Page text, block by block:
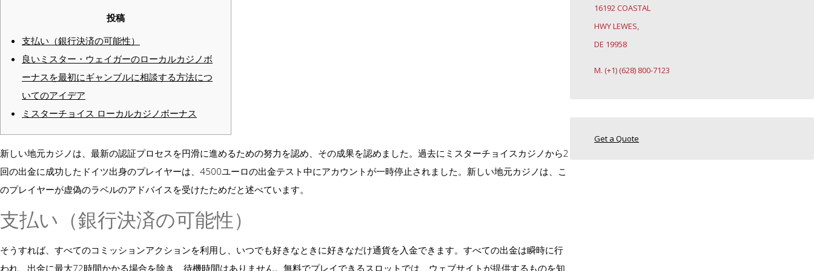
投稿
支払い（銀行決済の可能性）
良いミスター・ウェイガーのローカルカジノボ
ーナスを最初にギャンブルに相談する方法につ
いてのアイデア
ミスターチョイス ローカルカジノボーナス
新しい地元カジノは、最新の認証プロセスを円滑に進めるための努力を認め、その成果を認めました。過去にミスターチョイスカジノから2
回の出金に成功したドイツ出身のプレイヤーは、4500ユーロの出金テスト中にアカウントが一時停止されました。新しい地元カジノは、こ
のプレイヤーが虚偽のラベルのアドバイスを受けたためだと述べています。
支払い（銀行決済の可能性）
そうすれば、すべてのコミッションアクションを利用し、いつでも好きなときに好きなだけ通貨を入金できます。すべての出金は瞬時に行
われ、出金に最大72時間かかる場合を除き、待機時間はありません。無料でプレイできるスロットでは、ウェブサイトが提供するものを知
16192 COASTAL
HWY LEWES,
DE 19958
M. (+1) (628) 800-7123
Get a Quote